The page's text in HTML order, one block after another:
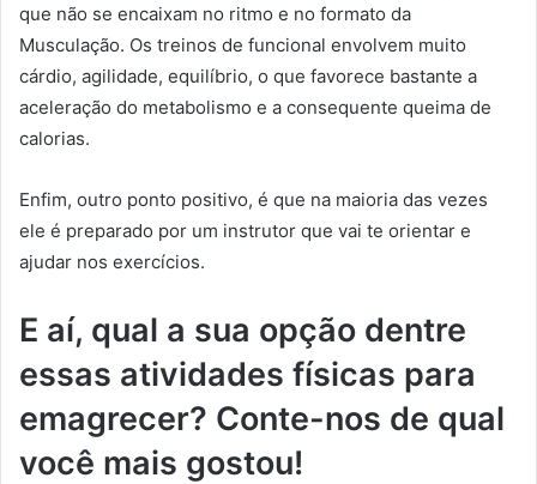
que não se encaixam no ritmo e no formato da
Musculação. Os treinos de funcional envolvem muito
cárdio, agilidade, equilíbrio, o que favorece bastante a
aceleração do metabolismo e a consequente queima de
calorias.
Enfim, outro ponto positivo, é que na maioria das vezes
ele é preparado por um instrutor que vai te orientar e
ajudar nos exercícios.
E aí, qual a sua opção dentre
essas atividades físicas para
emagrecer? Conte-nos de qual
você mais gostou!